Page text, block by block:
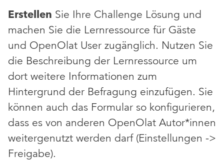
Erstellen Sie Ihre Challenge Lösung und
machen Sie die Lernressource für Gäste
und OpenOlat User zugänglich. Nutzen Sie
die Beschreibung der Lernressource um
dort weitere Informationen zum
Hintergrund der Befragung einzufügen. Sie
können auch das Formular so konfigurieren,
dass es von anderen OpenOlat Autor*innen
weitergenutzt werden darf (Einstellungen ->
Freigabe).